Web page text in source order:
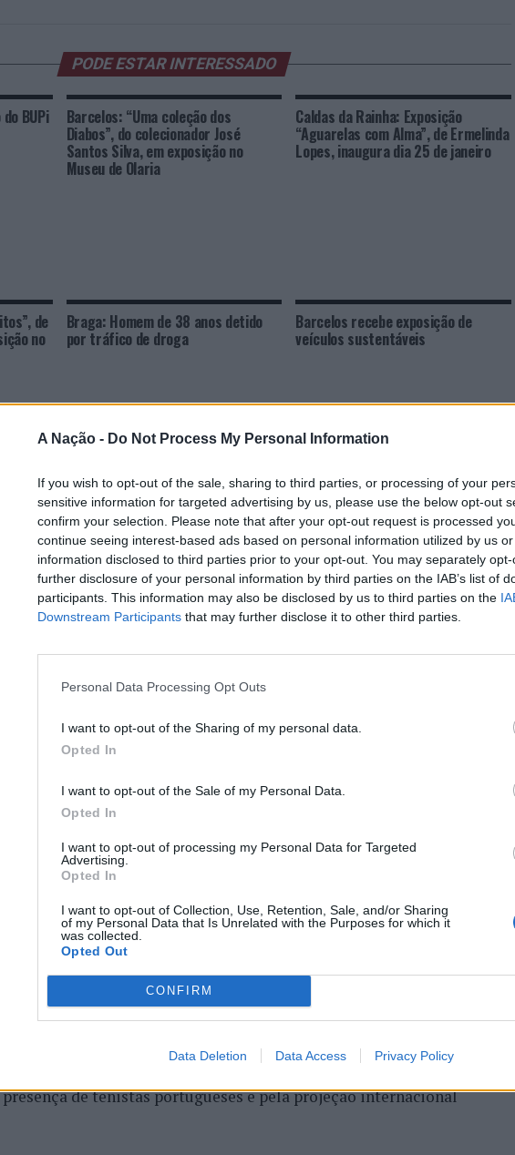
A Nação - Do Not Process My Personal Information
If you wish to opt-out of the sale, sharing to third parties, or processing of your
sensitive information for targeted advertising by us, please use the below opt-out
confirm your selection. Please note that after your opt-out request is processed
continue seeing interest-based ads based on personal information utilized by us
information disclosed to third parties prior to your opt-out. You may separately
further disclosure of your personal information by third parties on the IAB’s list of
participants. This information may also be disclosed by us to third parties on the
Downstream Participants that may further disclose it to other third parties.
Personal Data Processing Opt Outs
I want to opt-out of the Sharing of my personal data.
Opted In
I want to opt-out of the Sale of my Personal Data.
Opted In
I want to opt-out of processing my Personal Data for Targeted
Advertising.
Opted In
I want to opt-out of Collection, Use, Retention, Sale, and/or Sharing
of my Personal Data that Is Unrelated with the Purposes for which it
was collected.
Opted Out
CONFIRM
Data Deletion Data Access Privacy Policy
PODE ESTAR INTERESSADO
BUPi Barcelos: “Uma coleção dos
Diabos”, do colecionador José
Santos Silva, em exposição no
Museu de Olaria
Caldas da Rainha: Exposição
“Aguarelas com Alma”, de Ermelinda
Lopes, inaugura dia 25 de janeiro
de
no
Braga: Homem de 38 anos detido
por tráfico de droga
Barcelos recebe exposição de
veículos sustentáveis
CLIQUE PARA COMENTAR
Open 2026” regressou ao
vitória do francês Luca Van
decorreu entre os dias 18 e 26 de julho, no Clube de Ténis
de Lisboa, assinalando o regresso da competição ao circuito
250”, depois de, na edição anterior, ter integrado o circuito
Van Assche conquistou o primeiro título ATP da carreira ao
na final, encerrando uma edição marcada pela elevada
de tenistas portugueses e pela projeção internacional